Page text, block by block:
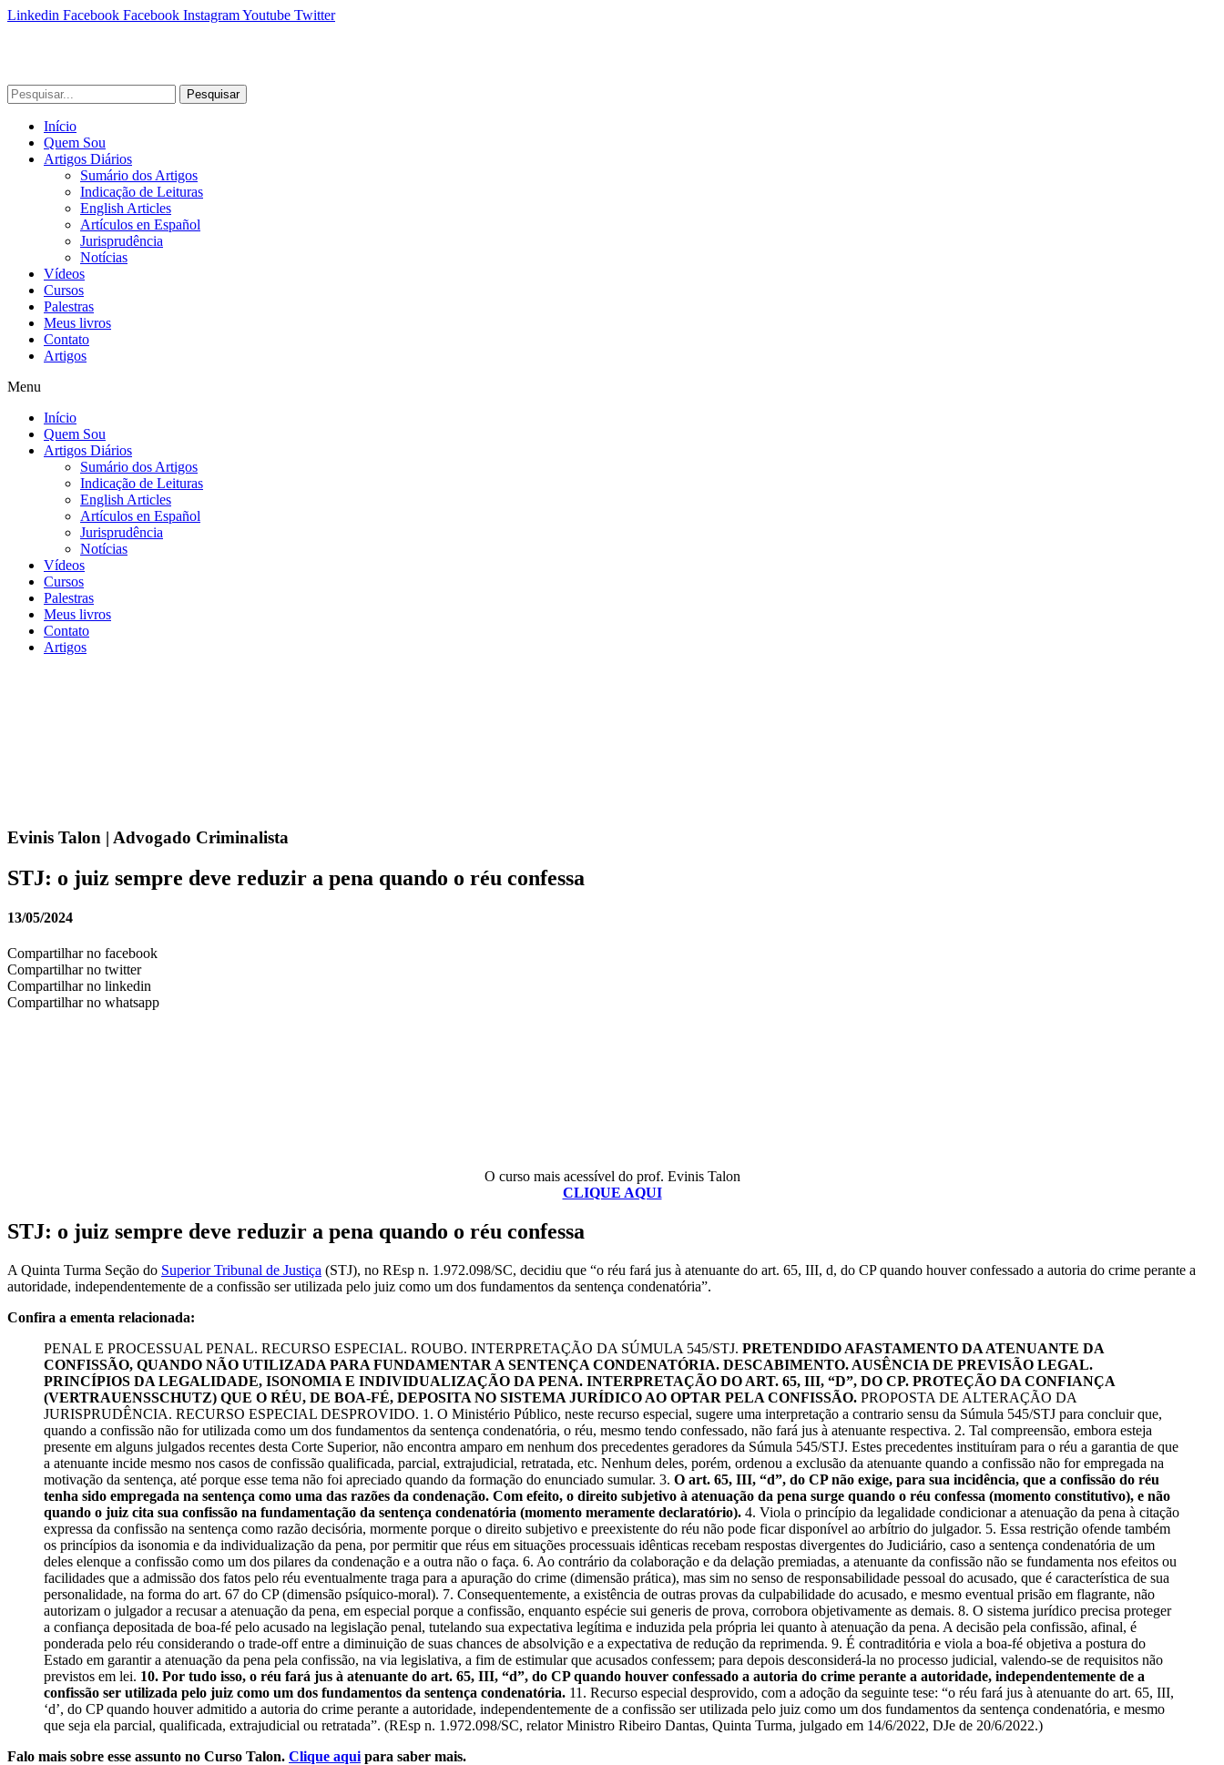
Linkedin Facebook Facebook InstagramYoutube Twitter
Pesquisar
Início
Quem Sou
Artigos Diários
Sumário dos Artigos
Indicação de Leituras
English Articles
Artículos en Español
Jurisprudência
Notícias
Vídeos
Cursos
Palestras
Meus livros
Contato
Artigos
Menu
Início
Quem Sou
Artigos Diários
Sumário dos Artigos
Indicação de Leituras
English Articles
Artículos en Español
Jurisprudência
Notícias
Vídeos
Cursos
Palestras
Meus livros
Contato
Artigos
Evinis Talon | Advogado Criminalista
STJ: o juiz sempre deve reduzir a pena quando o réu confessa
13/05/2024
Compartilhar no facebook
Compartilhar no twitter
Compartilhar no linkedin
Compartilhar no whatsapp
O curso mais acessível do prof. Evinis Talon
CLIQUE AQUI
STJ: o juiz sempre deve reduzir a pena quando o réu confessa
A Quinta Turma Seção do Superior Tribunal de Justiça (STJ), no REsp n. 1.972.098/SC, decidiu que “o réu fará jus à atenuante do art. 65, III, d, do CP quando houver confessado a autoria do crime perante a
autoridade, independentemente de a confissão ser utilizada pelo juiz como um dos fundamentos da sentença condenatória”.
Confira a ementa relacionada:
PENAL E PROCESSUAL PENAL. RECURSO ESPECIAL. ROUBO. INTERPRETAÇÃO DA SÚMULA 545/STJ. PRETENDIDO AFASTAMENTO DA ATENUANTE DA
CONFISSÃO, QUANDO NÃO UTILIZADA PARA FUNDAMENTAR A SENTENÇA CONDENATÓRIA. DESCABIMENTO. AUSÊNCIA DE PREVISÃO LEGAL.
PRINCÍPIOS DA LEGALIDADE, ISONOMIA E INDIVIDUALIZAÇÃO DA PENA. INTERPRETAÇÃO DO ART. 65, III, “D”, DO CP. PROTEÇÃO DA CONFIANÇA
(VERTRAUENSSCHUTZ) QUE O RÉU, DE BOA-FÉ, DEPOSITA NO SISTEMA JURÍDICO AO OPTAR PELA CONFISSÃO. PROPOSTA DE ALTERAÇÃO DA
JURISPRUDÊNCIA. RECURSO ESPECIAL DESPROVIDO. 1. O Ministério Público, neste recurso especial, sugere uma interpretação a contrario sensu da Súmula 545/STJ para concluir que,
quando a confissão não for utilizada como um dos fundamentos da sentença condenatória, o réu, mesmo tendo confessado, não fará jus à atenuante respectiva. 2. Tal compreensão, embora esteja
presente em alguns julgados recentes desta Corte Superior, não encontra amparo em nenhum dos precedentes geradores da Súmula 545/STJ. Estes precedentes instituíram para o réu a garantia de que
a atenuante incide mesmo nos casos de confissão qualificada, parcial, extrajudicial, retratada, etc. Nenhum deles, porém, ordenou a exclusão da atenuante quando a confissão não for empregada na
motivação da sentença, até porque esse tema não foi apreciado quando da formação do enunciado sumular. 3. O art. 65, III, “d”, do CP não exige, para sua incidência, que a confissão do réu
tenha sido empregada na sentença como uma das razões da condenação. Com efeito, o direito subjetivo à atenuação da pena surge quando o réu confessa (momento constitutivo), e não
quando o juiz cita sua confissão na fundamentação da sentença condenatória (momento meramente declaratório). 4. Viola o princípio da legalidade condicionar a atenuação da pena à citação
expressa da confissão na sentença como razão decisória, mormente porque o direito subjetivo e preexistente do réu não pode ficar disponível ao arbítrio do julgador. 5. Essa restrição ofende também
os princípios da isonomia e da individualização da pena, por permitir que réus em situações processuais idênticas recebam respostas divergentes do Judiciário, caso a sentença condenatória de um
deles elenque a confissão como um dos pilares da condenação e a outra não o faça. 6. Ao contrário da colaboração e da delação premiadas, a atenuante da confissão não se fundamenta nos efeitos ou
facilidades que a admissão dos fatos pelo réu eventualmente traga para a apuração do crime (dimensão prática), mas sim no senso de responsabilidade pessoal do acusado, que é característica de sua
personalidade, na forma do art. 67 do CP (dimensão psíquico-moral). 7. Consequentemente, a existência de outras provas da culpabilidade do acusado, e mesmo eventual prisão em flagrante, não
autorizam o julgador a recusar a atenuação da pena, em especial porque a confissão, enquanto espécie sui generis de prova, corrobora objetivamente as demais. 8. O sistema jurídico precisa proteger
a confiança depositada de boa-fé pelo acusado na legislação penal, tutelando sua expectativa legítima e induzida pela própria lei quanto à atenuação da pena. A decisão pela confissão, afinal, é
ponderada pelo réu considerando o trade-off entre a diminuição de suas chances de absolvição e a expectativa de redução da reprimenda. 9. É contraditória e viola a boa-fé objetiva a postura do
Estado em garantir a atenuação da pena pela confissão, na via legislativa, a fim de estimular que acusados confessem; para depois desconsiderá-la no processo judicial, valendo-se de requisitos não
previstos em lei. 10. Por tudo isso, o réu fará jus à atenuante do art. 65, III, “d”, do CP quando houver confessado a autoria do crime perante a autoridade, independentemente de a
confissão ser utilizada pelo juiz como um dos fundamentos da sentença condenatória. 11. Recurso especial desprovido, com a adoção da seguinte tese: “o réu fará jus à atenuante do art. 65, III,
‘d’, do CP quando houver admitido a autoria do crime perante a autoridade, independentemente de a confissão ser utilizada pelo juiz como um dos fundamentos da sentença condenatória, e mesmo
que seja ela parcial, qualificada, extrajudicial ou retratada”. (REsp n. 1.972.098/SC, relator Ministro Ribeiro Dantas, Quinta Turma, julgado em 14/6/2022, DJe de 20/6/2022.)
Falo mais sobre esse assunto no Curso Talon. Clique aqui para saber mais.